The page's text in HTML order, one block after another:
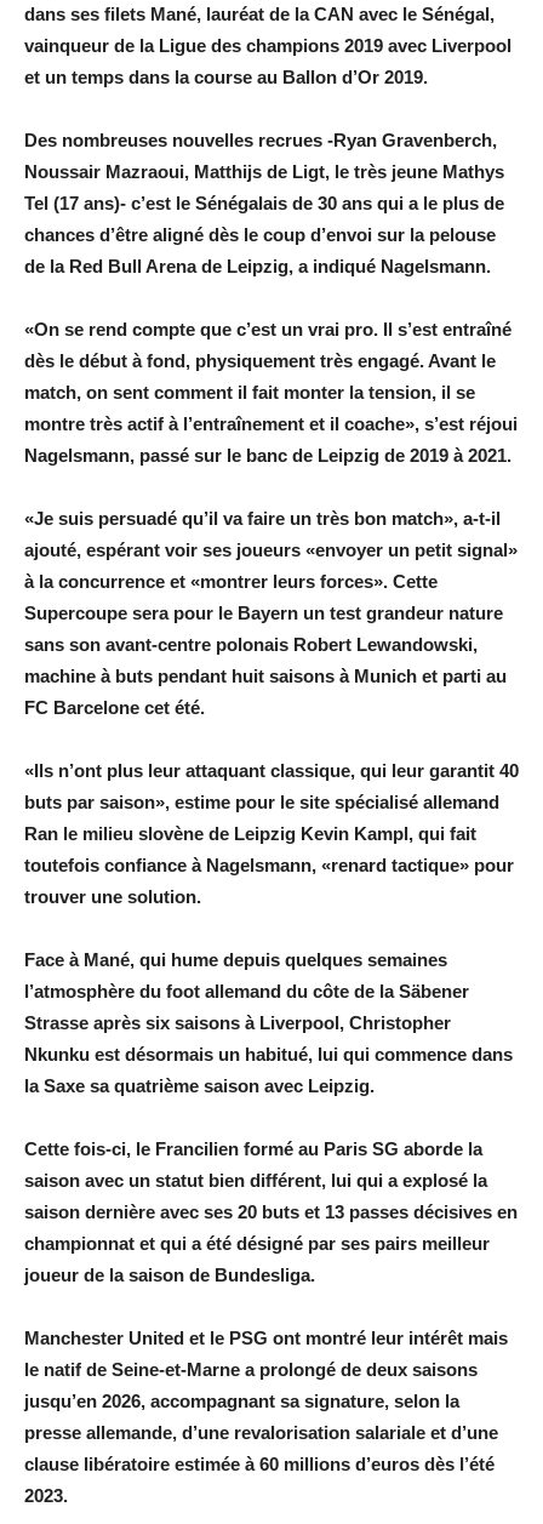
dans ses filets Mané, lauréat de la CAN avec le Sénégal,
vainqueur de la Ligue des champions 2019 avec Liverpool
et un temps dans la course au Ballon d’Or 2019.
Des nombreuses nouvelles recrues -Ryan Gravenberch,
Noussair Mazraoui, Matthijs de Ligt, le très jeune Mathys
Tel (17 ans)- c’est le Sénégalais de 30 ans qui a le plus de
chances d’être aligné dès le coup d’envoi sur la pelouse
de la Red Bull Arena de Leipzig, a indiqué Nagelsmann.
«On se rend compte que c’est un vrai pro. Il s’est entraîné
dès le début à fond, physiquement très engagé. Avant le
match, on sent comment il fait monter la tension, il se
montre très actif à l’entraînement et il coache», s’est réjoui
Nagelsmann, passé sur le banc de Leipzig de 2019 à 2021.
«Je suis persuadé qu’il va faire un très bon match», a-t-il
ajouté, espérant voir ses joueurs «envoyer un petit signal»
à la concurrence et «montrer leurs forces». Cette
Supercoupe sera pour le Bayern un test grandeur nature
sans son avant-centre polonais Robert Lewandowski,
machine à buts pendant huit saisons à Munich et parti au
FC Barcelone cet été.
«Ils n’ont plus leur attaquant classique, qui leur garantit 40
buts par saison», estime pour le site spécialisé allemand
Ran le milieu slovène de Leipzig Kevin Kampl, qui fait
toutefois confiance à Nagelsmann, «renard tactique» pour
trouver une solution.
Face à Mané, qui hume depuis quelques semaines
l’atmosphère du foot allemand du côte de la Säbener
Strasse après six saisons à Liverpool, Christopher
Nkunku est désormais un habitué, lui qui commence dans
la Saxe sa quatrième saison avec Leipzig.
Cette fois-ci, le Francilien formé au Paris SG aborde la
saison avec un statut bien différent, lui qui a explosé la
saison dernière avec ses 20 buts et 13 passes décisives en
championnat et qui a été désigné par ses pairs meilleur
joueur de la saison de Bundesliga.
Manchester United et le PSG ont montré leur intérêt mais
le natif de Seine-et-Marne a prolongé de deux saisons
jusqu’en 2026, accompagnant sa signature, selon la
presse allemande, d’une revalorisation salariale et d’une
clause libératoire estimée à 60 millions d’euros dès l’été
2023.